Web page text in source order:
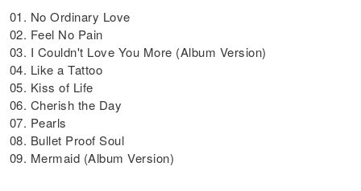
01. No Ordinary Love
02. Feel No Pain
03. I Couldn't Love You More (Album Version)
04. Like a Tattoo
05. Kiss of Life
06. Cherish the Day
07. Pearls
08. Bullet Proof Soul
09. Mermaid (Album Version)